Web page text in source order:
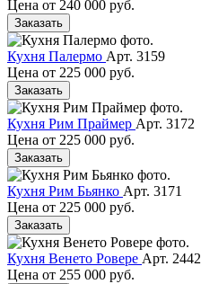
Цена от 240 000 руб.
Заказать
Кухня Палермо Арт. 3159
Цена от 225 000 руб.
Заказать
Кухня Рим Праймер Арт. 3172
Цена от 225 000 руб.
Заказать
Кухня Рим Бьянко Арт. 3171
Цена от 225 000 руб.
Заказать
Кухня Венето Ровере Арт. 2442
Цена от 255 000 руб.